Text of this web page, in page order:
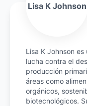
Lisa K Johnson
Lisa K Johnson
lucha contra el
producción
áreas como
orgánicos,
biotecnológicos.